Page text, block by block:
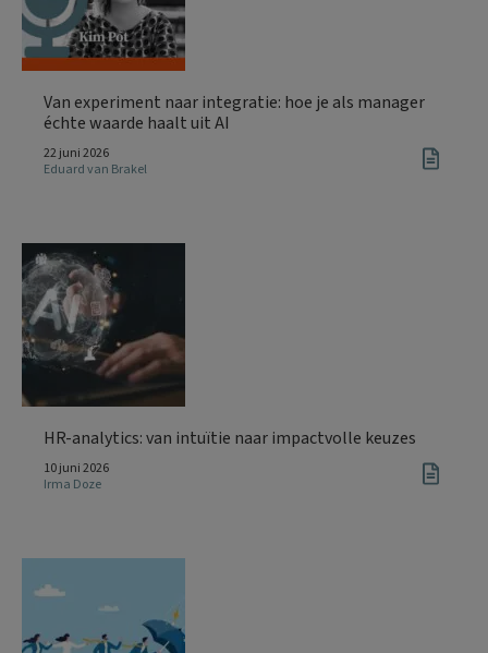
Van experiment naar integratie: hoe je als manager
échte waarde haalt uit AI
22 juni 2026
Eduard van Brakel
HR-analytics: van intuïtie naar impactvolle keuzes
10 juni 2026
Irma Doze